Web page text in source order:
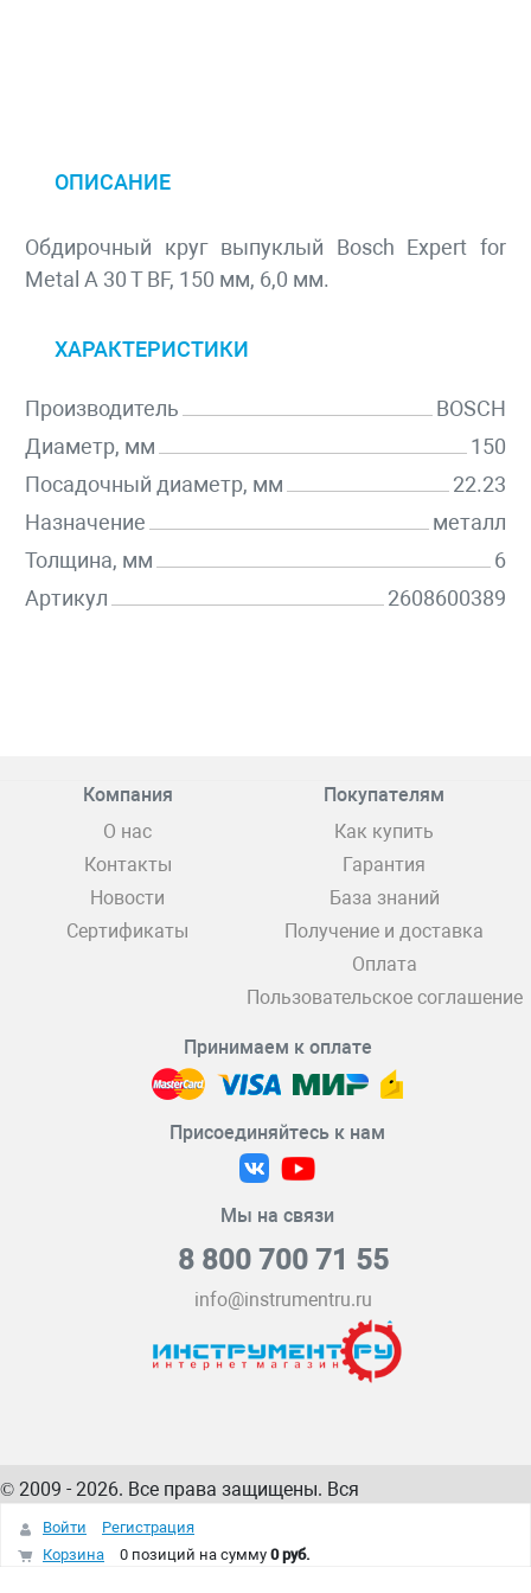
ОПИСАНИЕ
Обдирочный круг выпуклый Bosch Expert for
Metal A 30 T BF, 150 мм, 6,0 мм.
ХАРАКТЕРИСТИКИ
Производитель
BOSCH
Диаметр, мм
150
Посадочный диаметр, мм
22.23
Назначение
металл
Толщина, мм
6
Артикул
2608600389
Компания
О нас
Контакты
Новости
Сертификаты
Покупателям
Как купить
Гарантия
База знаний
Получение и доставка
Оплата
Пользовательское соглашение
Принимаем к оплате
Присоединяйтесь к нам
Мы на связи
8 800 700 71 55
info@instrumentru.ru
© 2009 - 2026. Все права защищены. Вся
информация на сайте – собственность
интернет-магазина
Войти
Регистрация
Корзина
0 позиций на сумму 0 руб.